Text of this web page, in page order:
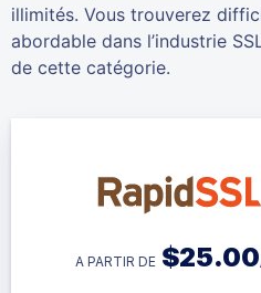
illimités. Vous trouverez
abordable dans l’industrie
de cette catégorie.
A PARTIR DE $25.00